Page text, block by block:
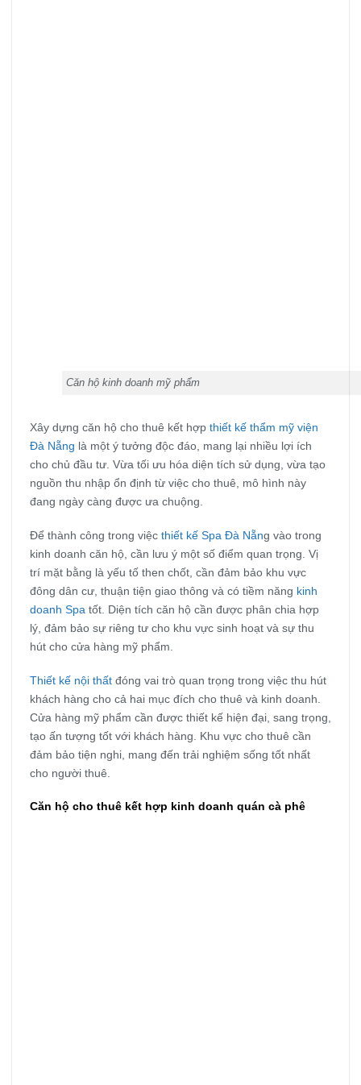
Căn hộ kinh doanh mỹ phẩm
Xây dựng căn hộ cho thuê kết hợp thiết kế thẩm mỹ viện
Đà Nẵng là một ý tưởng độc đáo, mang lại nhiều lợi ích
cho chủ đầu tư. Vừa tối ưu hóa diện tích sử dụng, vừa tạo
nguồn thu nhập ổn định từ việc cho thuê, mô hình này
đang ngày càng được ưa chuộng.
Để thành công trong việc thiết kế Spa Đà Nẵng vào trong
kinh doanh căn hộ, cần lưu ý một số điểm quan trọng. Vị
trí mặt bằng là yếu tố then chốt, cần đảm bảo khu vực
đông dân cư, thuận tiện giao thông và có tiềm năng kinh
doanh Spa tốt. Diện tích căn hộ cần được phân chia hợp
lý, đảm bảo sự riêng tư cho khu vực sinh hoạt và sự thu
hút cho cửa hàng mỹ phẩm.
Thiết kế nội thấtđóng vai trò quan trọng trong việc thu hút
khách hàng cho cả hai mục đích cho thuê và kinh doanh.
Cửa hàng mỹ phẩm cần được thiết kế hiện đại, sang trọng,
tạo ấn tượng tốt với khách hàng. Khu vực cho thuê cần
đảm bảo tiện nghi, mang đến trải nghiệm sống tốt nhất
cho người thuê.
Căn hộ cho thuê kết hợp kinh doanh quán cà phê